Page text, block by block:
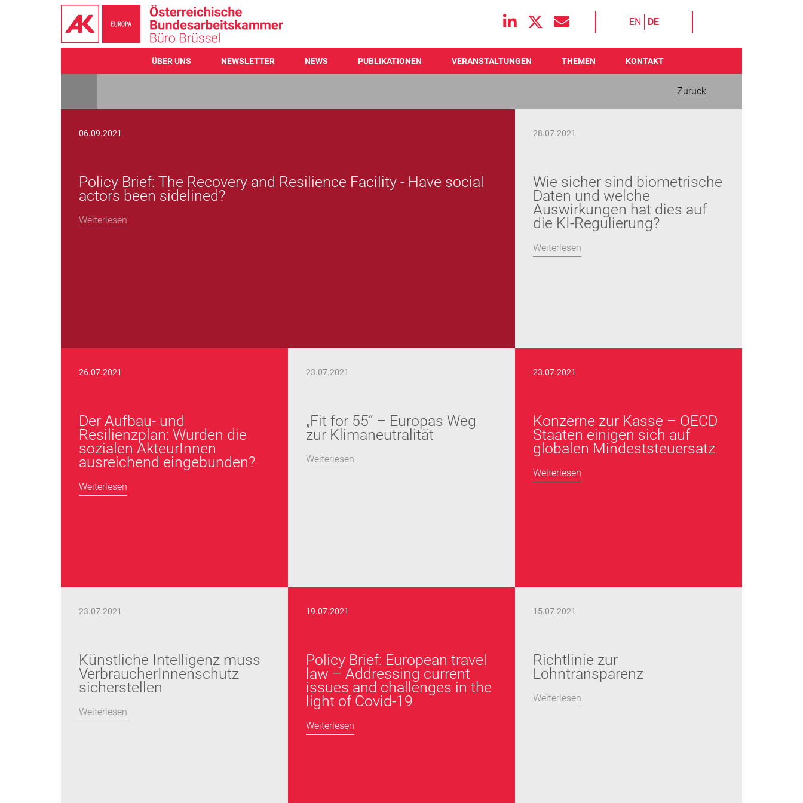
EN DE
Main navigation
ÜBER UNS NEWSLETTER NEWS PUBLIKATIONEN VERANSTALTUNGEN THEMEN KONTAKT
Zurück
06.09.2021
Policy Brief: The Recovery and Resilience Facility - Have social
actors been sidelined?
Weiterlesen
28.07.2021
Wie sicher sind biometrische
Daten und welche
Auswirkungen hat dies auf
die KI-Regulierung?
Weiterlesen
26.07.2021
Der Aufbau- und
Resilienzplan: Wurden die
sozialen AkteurInnen
ausreichend eingebunden?
Weiterlesen
23.07.2021
„Fit for 55“ – Europas Weg
zur Klimaneutralität
Weiterlesen
23.07.2021
Konzerne zur Kasse – OECD
Staaten einigen sich auf
globalen Mindeststeuersatz
Weiterlesen
23.07.2021
Künstliche Intelligenz muss
VerbraucherInnenschutz
sicherstellen
Weiterlesen
19.07.2021
Policy Brief: European travel
law – Addressing current
issues and challenges in the
light of Covid-19
Weiterlesen
15.07.2021
Richtlinie zur
Lohntransparenz
Weiterlesen